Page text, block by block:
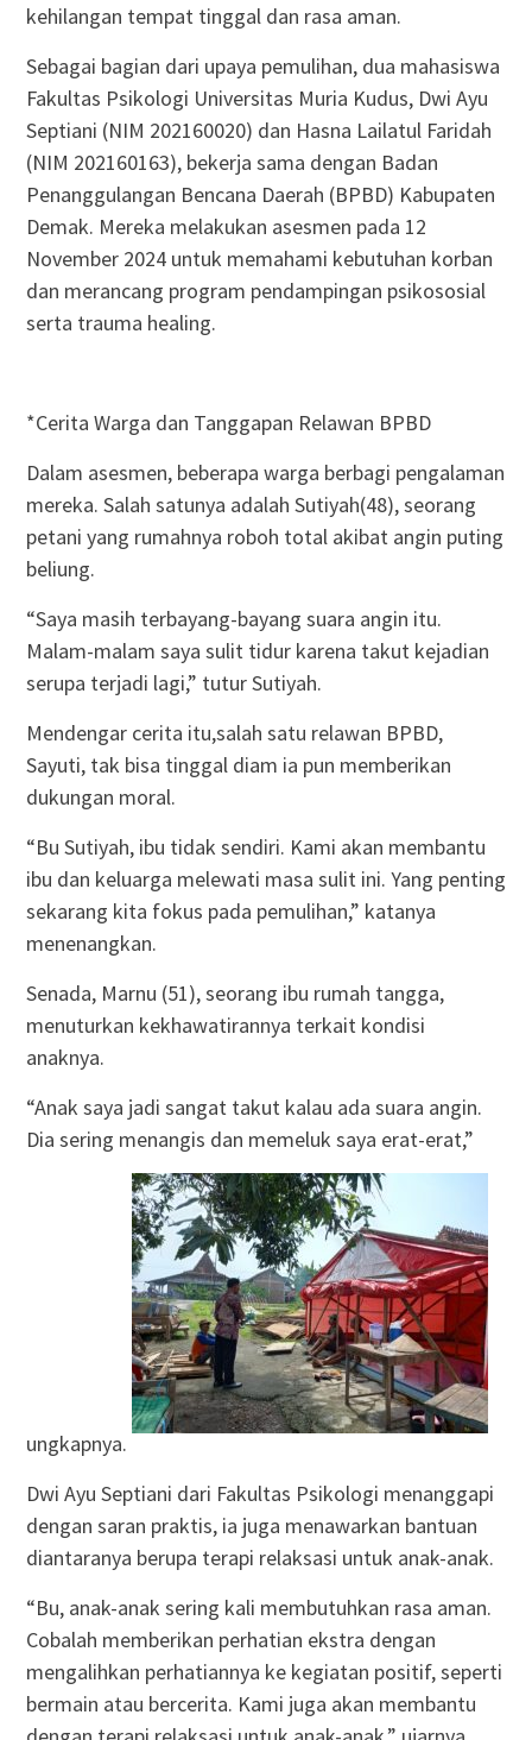
kehilangan tempat tinggal dan rasa aman.
Sebagai bagian dari upaya pemulihan, dua mahasiswa
Fakultas Psikologi Universitas Muria Kudus, Dwi Ayu
Septiani (NIM 202160020) dan Hasna Lailatul Faridah
(NIM 202160163), bekerja sama dengan Badan
Penanggulangan Bencana Daerah (BPBD) Kabupaten
Demak. Mereka melakukan asesmen pada 12
November 2024 untuk memahami kebutuhan korban
dan merancang program pendampingan psikososial
serta trauma healing.
*Cerita Warga dan Tanggapan Relawan BPBD
Dalam asesmen, beberapa warga berbagi pengalaman
mereka. Salah satunya adalah Sutiyah(48), seorang
petani yang rumahnya roboh total akibat angin puting
beliung.
“Saya masih terbayang-bayang suara angin itu.
Malam-malam saya sulit tidur karena takut kejadian
serupa terjadi lagi,” tutur Sutiyah.
Mendengar cerita itu,salah satu relawan BPBD,
Sayuti, tak bisa tinggal diam ia pun memberikan
dukungan moral.
“Bu Sutiyah, ibu tidak sendiri. Kami akan membantu
ibu dan keluarga melewati masa sulit ini. Yang penting
sekarang kita fokus pada pemulihan,” katanya
menenangkan.
Senada, Marnu (51), seorang ibu rumah tangga,
menuturkan kekhawatirannya terkait kondisi
anaknya.
“Anak saya jadi sangat takut kalau ada suara angin.
Dia sering menangis dan memeluk saya erat-erat,”
ungkapnya.
Dwi Ayu Septiani dari Fakultas Psikologi menanggapi
dengan saran praktis, ia juga menawarkan bantuan
diantaranya berupa terapi relaksasi untuk anak-anak.
“Bu, anak-anak sering kali membutuhkan rasa aman.
Cobalah memberikan perhatian ekstra dengan
mengalihkan perhatiannya ke kegiatan positif, seperti
bermain atau bercerita. Kami juga akan membantu